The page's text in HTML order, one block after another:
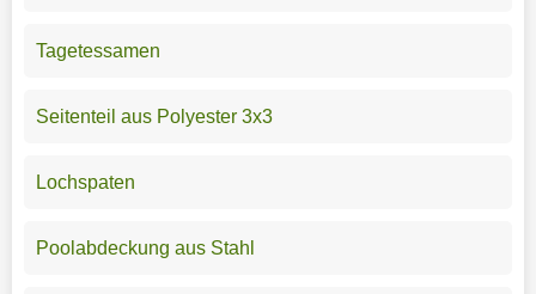
Tagetessamen
Seitenteil aus Polyester 3x3
Lochspaten
Poolabdeckung aus Stahl